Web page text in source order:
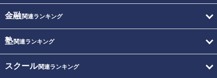
金融関連ランキング
塾関連ランキング
スクール関連ランキング